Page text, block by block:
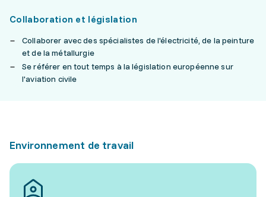
Collaboration et législation
Collaborer avec des spécialistes de l'électricité, de la peinture
et de la métallurgie
Se référer en tout temps à la législation européenne sur
l'aviation civile
Environnement de travail